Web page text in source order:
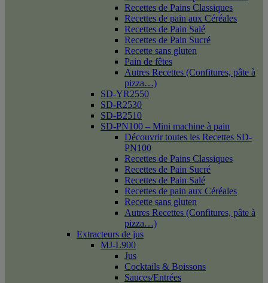
Recettes de Pains Classiques
Recettes de pain aux Céréales
Recettes de Pain Salé
Recettes de Pain Sucré
Recette sans gluten
Pain de fêtes
Autres Recettes (Confitures, pâte à
pizza…)
SD-YR2550
SD-R2530
SD-B2510
SD-PN100 – Mini machine à pain
Découvrir toutes les Recettes SD-
PN100
Recettes de Pains Classiques
Recettes de Pain Sucré
Recettes de Pain Salé
Recettes de pain aux Céréales
Recette sans gluten
Autres Recettes (Confitures, pâte à
pizza…)
Extracteurs de jus
MJ-L900
Jus
Cocktails & Boissons
Sauces/Entrées